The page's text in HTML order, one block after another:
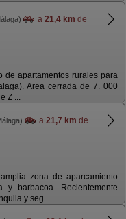
a 21,4 km de
de apartamentos rurales para
Area cerrada de 7. 000
Z ...
a 21,7 km de
zona de aparcamiento
y barbacoa. Recientemente
y seg ...